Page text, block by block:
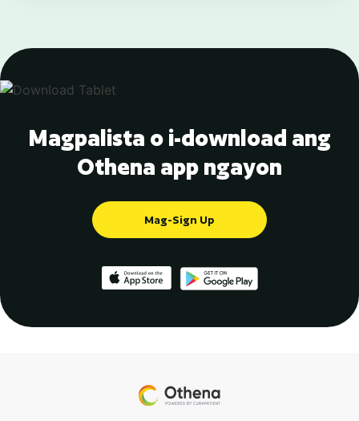
Magpalista o i-download ang
Othena app ngayon
Mag-Sign Up